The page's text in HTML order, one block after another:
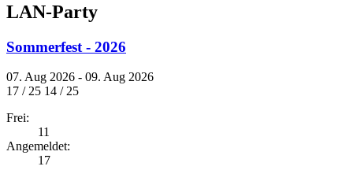
LAN-Party
Sommerfest - 2026
07. Aug 2026 - 09. Aug 2026
17 / 25 14 / 25
Frei:
11
Angemeldet:
17